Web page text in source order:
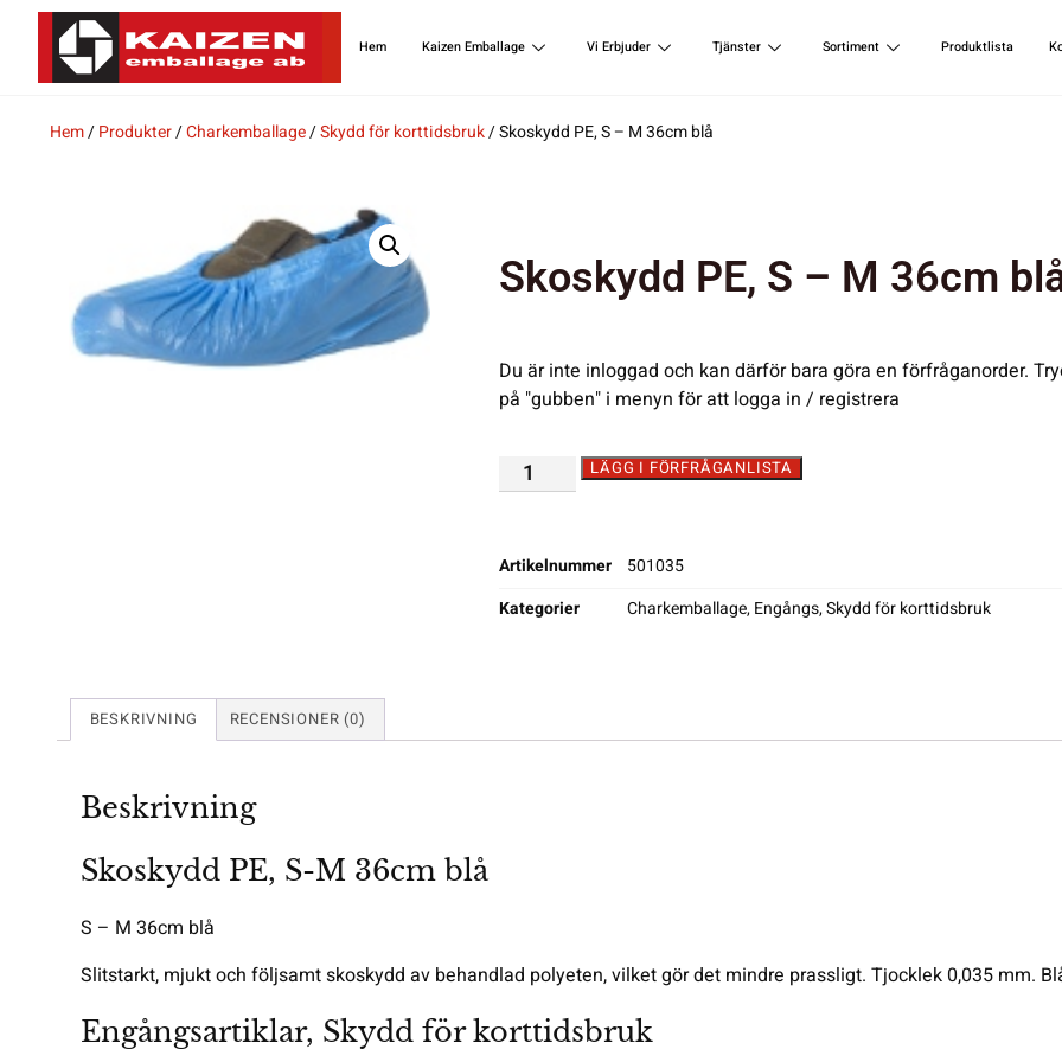
Hem Kaizen Emballage Vi Erbjuder Tjänster Sortiment Produktlista
Hem/Produkter/Charkemballage/Skydd för korttidsbruk/ Skoskydd PE, S – M 36cm blå
Skoskydd PE, S – M 36cm
Du är inte inloggad och kan därför bara göra en förfråganorder.
på "gubben" i menyn för att logga in / registrera
LÄGG I FÖRFRÅGANLISTA
Artikelnummer
501035
Kategorier
Charkemballage,Engångs,Skydd för korttidsbruk
BESKRIVNING RECENSIONER (0)
Beskrivning
Skoskydd PE, S-M 36cm blå
S – M 36cm blå
Slitstarkt, mjukt och följsamt skoskydd av behandlad polyeten, vilket gör det mindre prassligt. Tjocklek 0,035 mm.
Engångsartiklar, Skydd för korttidsbruk